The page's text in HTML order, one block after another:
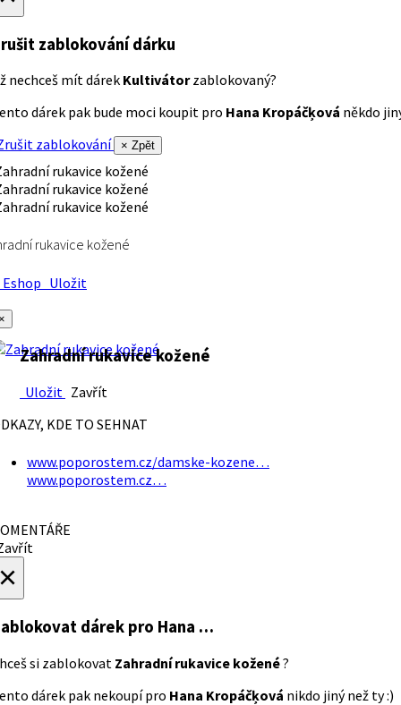
zablokování dárku
nechceš mít dárek Kultivátorzablokovaný?
dárek pak bude moci koupit pro Hana Kropáčķová někdo
zablokování
× Zpět
rukavice kožené
Uložit
Zahradní rukavice kožené
Uložit Zavřít
KDE TO SEHNAT
www.poporostem.cz/damske-kozene…
www.poporostem.cz…
dárek pro Hana …
si zablokovat Zahradní rukavice kožené?
dárek pak nekoupí pro Hana Kropáčķová nikdo jiný než ty :)